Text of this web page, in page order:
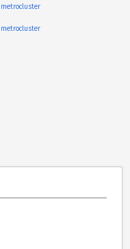
metrocluster
metrocluster